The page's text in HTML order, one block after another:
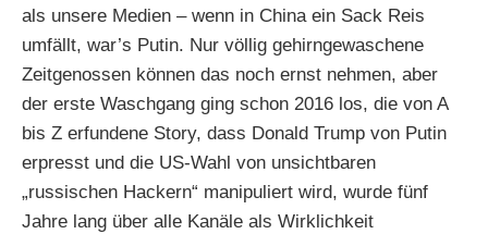
als unsere Medien – wenn in China ein Sack Reis
umfällt, war’s Putin. Nur völlig gehirngewaschene
Zeitgenossen können das noch ernst nehmen, aber
der erste Waschgang ging schon 2016 los, die von A
bis Z erfundene Story, dass Donald Trump von Putin
erpresst und die US-Wahl von unsichtbaren
„russischen Hackern“ manipuliert wird, wurde fünf
Jahre lang über alle Kanäle als Wirklichkeit